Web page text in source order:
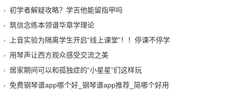
初学者解疑攻略？学吉他能留指甲吗
筑信念练本领谱华章学理论
上音实验为隔离学生开启“线上课堂”！！停课不停学
用琴声让西方观众感受交流之美
居家期间可以和孤独症的“小星星”们这样玩
免费钢琴谱app哪个好_钢琴谱app推荐_简哪个好用